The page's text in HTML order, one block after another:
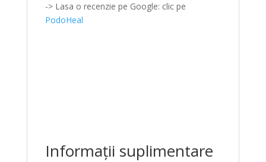
-> Lasa o recenzie pe Google: clic pe
PodoHeal
Informații suplimentare